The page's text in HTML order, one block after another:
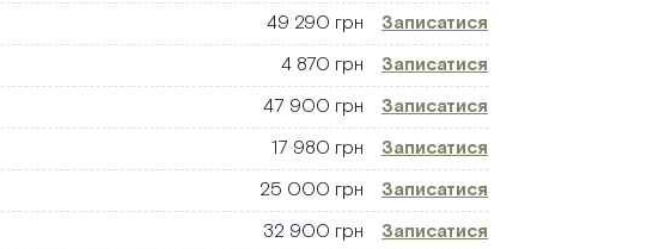
49 290 грн
Записатися
4 870 грн
Записатися
47 900 грн
Записатися
17 980 грн
Записатися
25 000 грн
Записатися
32 900 грн
Записатися